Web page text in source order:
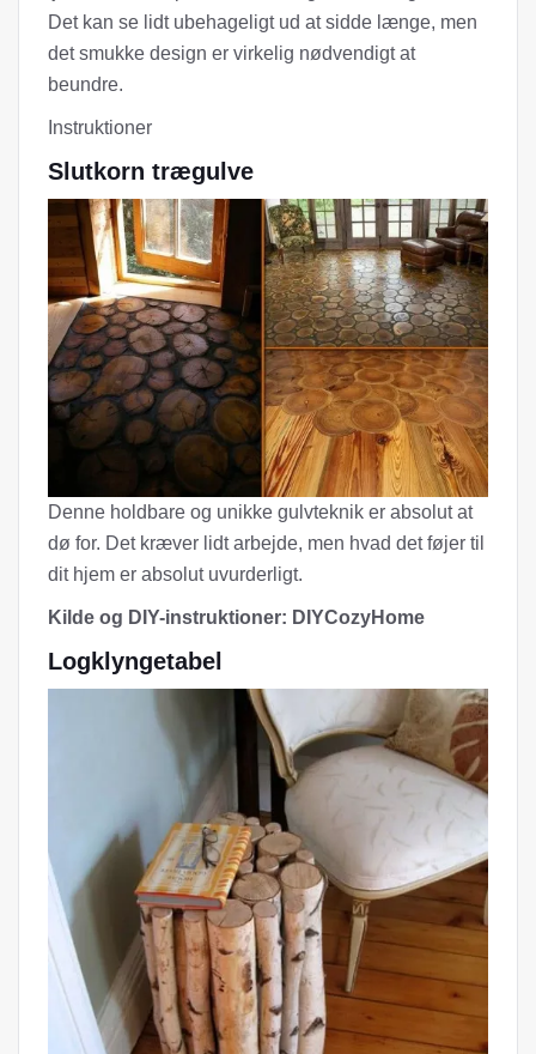
Det kan se lidt ubehageligt ud at sidde længe, ​​men
det smukke design er virkelig nødvendigt at
beundre.
Instruktioner
Slutkorn trægulve
Denne holdbare og unikke gulvteknik er absolut at
dø for. Det kræver lidt arbejde, men hvad det føjer til
dit hjem er absolut uvurderligt.
Kilde og DIY-instruktioner: DIYCozyHome
Logklyngetabel